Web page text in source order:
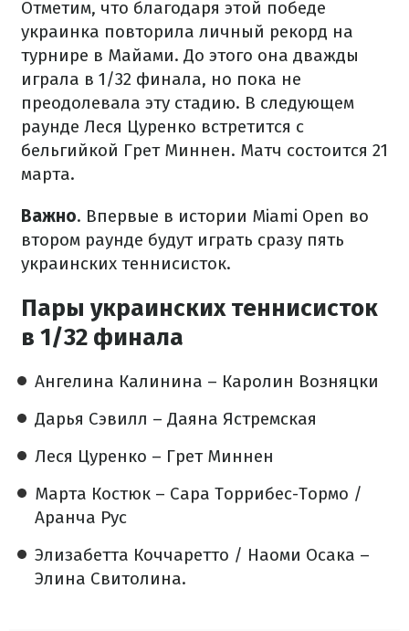
Отметим, что благодаря этой победе
украинка повторила личный рекорд на
турнире в Майами. До этого она дважды
играла в 1/32 финала, но пока не
преодолевала эту стадию. В следующем
раунде Леся Цуренко встретится с
бельгийкой Грет Миннен. Матч состоится 21
марта.
Важно. Впервые в истории Miami Open во
втором раунде будут играть сразу пять
украинских теннисисток.
Пары украинских теннисисток
в 1/32 финала
Ангелина Калинина – Каролин Возняцки
Дарья Сэвилл – Даяна Ястремская
Леся Цуренко – Грет Миннен
Марта Костюк – Сара Торрибес-Тормо /
Аранча Рус
Элизабетта Коччаретто / Наоми Осака –
Элина Свитолина.